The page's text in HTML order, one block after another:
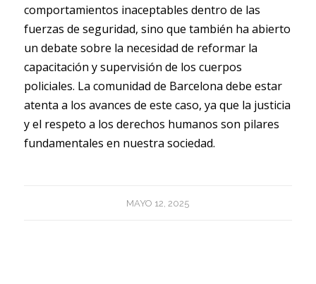
comportamientos inaceptables dentro de las
fuerzas de seguridad, sino que también ha abierto
un debate sobre la necesidad de reformar la
capacitación y supervisión de los cuerpos
policiales. La comunidad de Barcelona debe estar
atenta a los avances de este caso, ya que la justicia
y el respeto a los derechos humanos son pilares
fundamentales en nuestra sociedad.
MAYO 12, 2025